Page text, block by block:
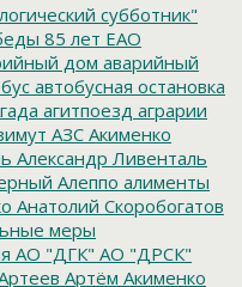
субботник"
85 лет ЕАО
дом аварийный
автобусная остановка
агитпоезд аграрии
АЗС Акименко
Александр Ливенталь
Алеппо алименты
Анатолий Скоробогатов
меры
АО "ДГК" АО "ДРСК"
Артём Акименко